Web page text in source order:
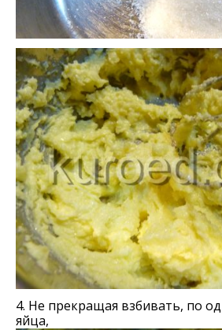
4. Не прекращая взбивать, по
яйца,